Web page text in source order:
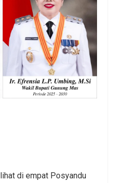
di empat Posyandu